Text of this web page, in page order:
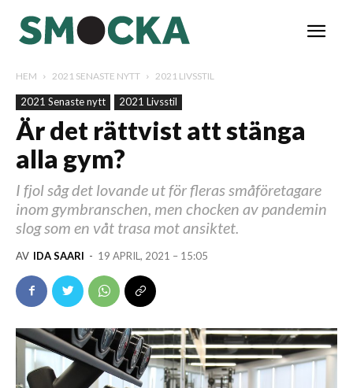
HEM 2021 SENASTE NYTT 2021 LIVSSTIL
2021 Senaste nytt 2021 Livsstil
Är det rättvist att stänga
alla gym?
I fjol såg det lovande ut för fleras småföretagare
inom gymbranschen, men chocken av pandemin
slog som en våt trasa mot ansiktet.
AV IDA SAARI - 19 APRIL, 2021 – 15:05